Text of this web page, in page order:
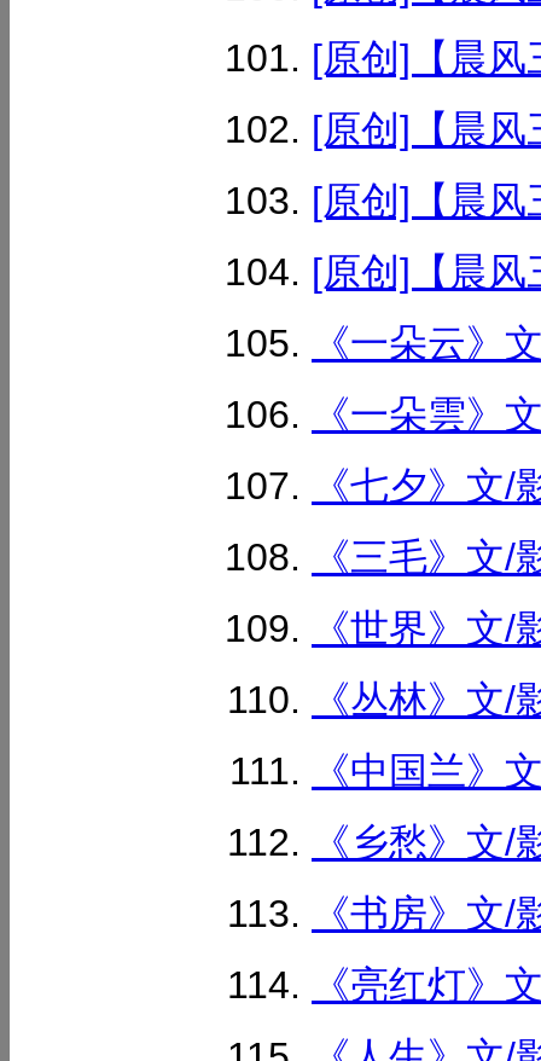
[原创]【晨风
[原创]【晨风
[原创]【晨风
[原创]【晨风
《一朵云》
《一朵雲》
《七夕》文
《三毛》文
《世界》文
《丛林》文
《中国兰》
《乡愁》文
《书房》文
《亮红灯》